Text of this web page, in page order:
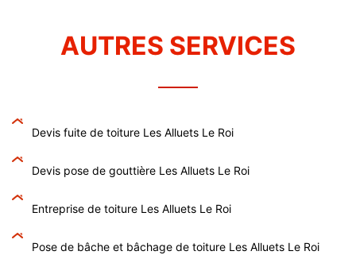
AUTRES SERVICES
Devis fuite de toiture Les Alluets Le Roi
Devis pose de gouttière Les Alluets Le Roi
Entreprise de toiture Les Alluets Le Roi
Pose de bâche et bâchage de toiture Les Alluets Le Roi